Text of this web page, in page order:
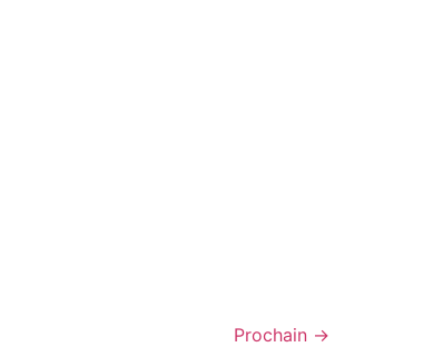
Prochain →